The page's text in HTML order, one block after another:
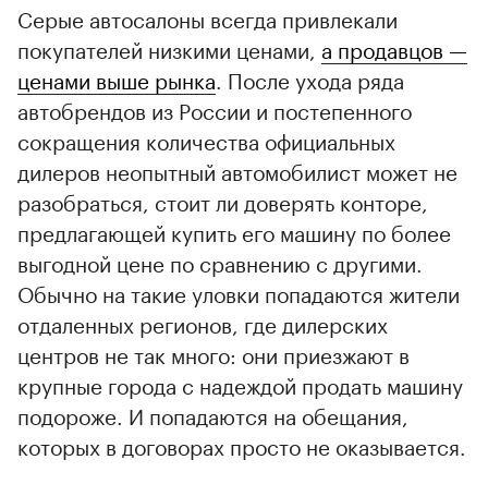
00:00 / 00:00
Серые автосалоны всегда привлекали
покупателей низкими ценами, а продавцов —
ценами выше рынка. После ухода ряда
автобрендов из России и постепенного
сокращения количества официальных
дилеров неопытный автомобилист может не
разобраться, стоит ли доверять конторе,
предлагающей купить его машину по более
выгодной цене по сравнению с другими.
Обычно на такие уловки попадаются жители
отдаленных регионов, где дилерских
центров не так много: они приезжают в
крупные города с надеждой продать машину
подороже. И попадаются на обещания,
которых в договорах просто не оказывается.